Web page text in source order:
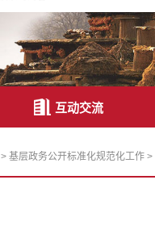
互动交流
基层政务公开标准化规范化工作 >